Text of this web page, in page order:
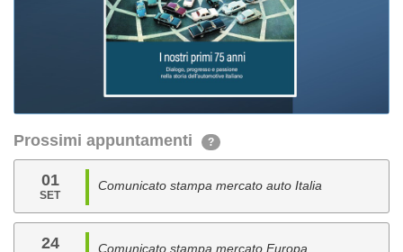
Prossimi appuntamenti ?
01
SET
Comunicato stampa mercato auto Italia
24 Comunicato stampa mercato Europa